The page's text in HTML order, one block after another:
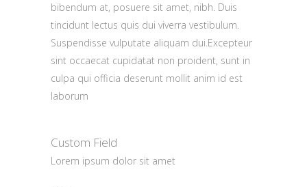
bibendum at, posuere sit amet, nibh. Duis
tincidunt lectus quis dui viverra vestibulum.
Suspendisse vulputate aliquam dui.Excepteur
sint occaecat cupidatat non proident, sunt in
culpa qui officia deserunt mollit anim id est
laborum
Custom Field
Lorem ipsum dolor sit amet